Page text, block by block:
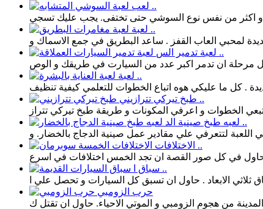
لعب ..
لعبة ..
لعبة تدمير الس ..
لعبة ..
طبخ تيركي تترازيني ..
لعبه طبخ صينية الد ..
الاختلافات ..
سباق ا ..
حرب الزومبي